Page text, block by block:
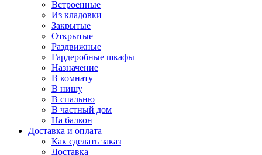
Встроенные
Из кладовки
Закрытые
Открытые
Раздвижные
Гардеробные шкафы
Назначение
В комнату
В нишу
В спальню
В частный дом
На балкон
Доставка и оплата
Как сделать заказ
Доставка